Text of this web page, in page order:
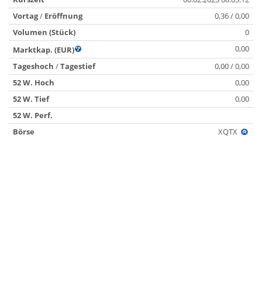
Vortag/ Eröffnung
0,36 / 0,00
Volumen (Stück)
0
Marktkap. (EUR)
0,00
Tageshoch /Tagestief
0,00 / 0,00
52 W. Hoch
0,00
52 W. Tief
0,00
52 W. Perf.
Börse
XQTX